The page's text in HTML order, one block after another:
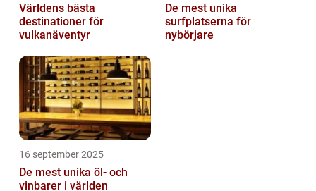
Världens bästa
destinationer för
vulkanäventyr
De mest unika
surfplatserna för
nybörjare
16 september 2025
De mest unika öl- och
vinbarer i världen